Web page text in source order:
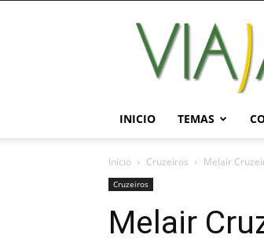
Viajar
INICIO TEMAS
Início Cruzeiros Melair
Cruzeiros
Melair